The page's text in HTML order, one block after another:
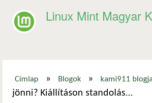
Linux Mint Magyar
Jelenlegi hely
Címlap » Blogok » kami911 blogja
jönni? Kiállításon standolás...